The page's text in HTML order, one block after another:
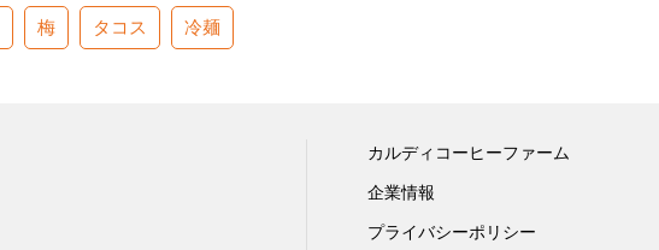
梅 タコス 冷麺
カルディコーヒーファーム
企業情報
プライバシーポリシー